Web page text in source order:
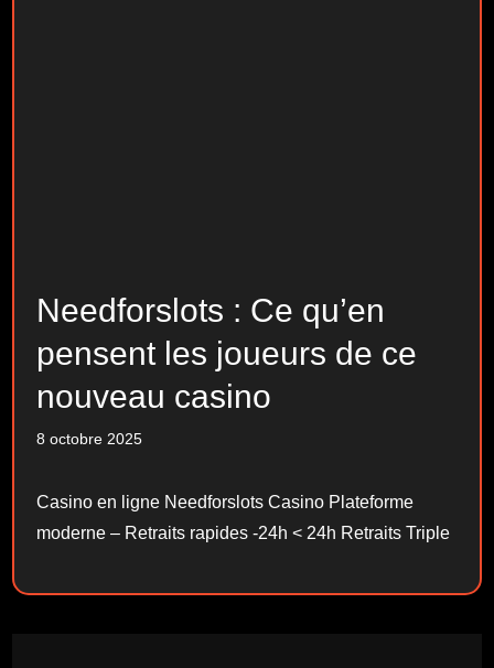
Needforslots : Ce qu’en
pensent les joueurs de ce
nouveau casino
8 octobre 2025
Casino en ligne Needforslots Casino Plateforme
moderne – Retraits rapides -24h < 24h Retraits Triple